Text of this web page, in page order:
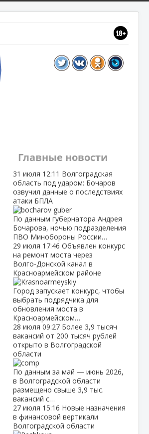
Главные новости
31 июля 12:11 Волгоградская
область под ударом: Бочаров
озвучил данные о последствиях
атаки БПЛА
По данным губернатора Андрея
Бочарова, ночью подразделения
ПВО Минобороны России…
29 июля 17:46 Объявлен конкурс
на ремонт моста через
Волго‑Донской канал в
Красноармейском районе
Город запускает конкурс, чтобы
выбрать подрядчика для
обновления моста в
Красноармейском…
28 июля 09:27 Более 3,9 тысяч
вакансий от 200 тысяч рублей
открыто в Волгоградской
области
По данным за май — июнь 2026,
в Волгоградской области
размещено свыше 3,9 тыс.
вакансий с…
27 июля 15:16 Новые назначения
в финансовой вертикали
Волгоградской области